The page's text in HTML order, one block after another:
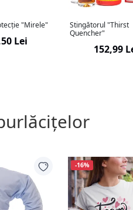
"Mirele"
Lei
Stingătorul "Thirst
Quencher"
152,99
-16%